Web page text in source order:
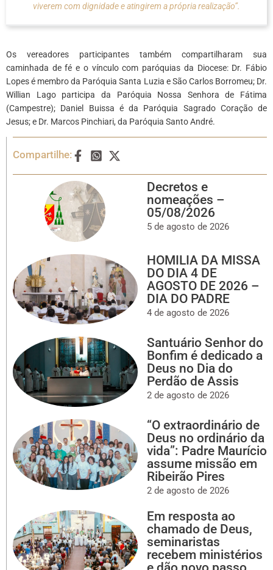
viverem com dignidade e atingirem a própria realização”.
Os vereadores participantes também compartilharam sua
caminhada de fé e o vínculo com paróquias da Diocese: Dr. Fábio
Lopes é membro da Paróquia Santa Luzia e São Carlos Borromeu; Dr.
Willian Lago participa da Paróquia Nossa Senhora de Fátima
(Campestre); Daniel Buissa é da Paróquia Sagrado Coração de
Jesus; e Dr. Marcos Pinchiari, da Paróquia Santo André.
Compartilhe:
Decretos e
nomeações –
05/08/2026
5 de agosto de 2026
HOMILIA DA MISSA
DO DIA 4 DE
AGOSTO DE 2026 –
DIA DO PADRE
4 de agosto de 2026
Santuário Senhor do
Bonfim é dedicado a
Deus no Dia do
Perdão de Assis
2 de agosto de 2026
“O extraordinário de
Deus no ordinário da
vida”: Padre Maurício
assume missão em
Ribeirão Pires
2 de agosto de 2026
Em resposta ao
chamado de Deus,
seminaristas
recebem ministérios